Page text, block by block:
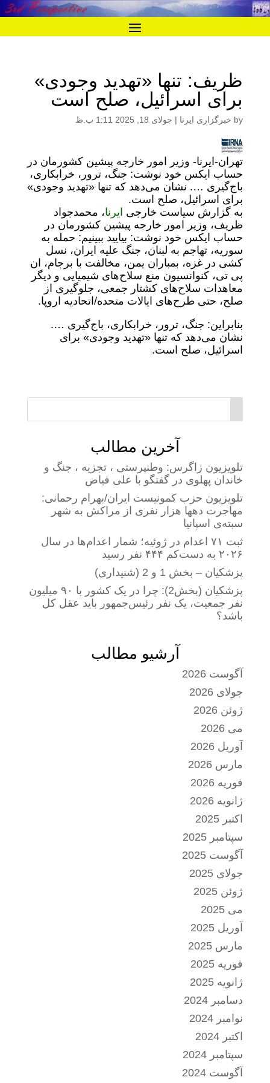
ظریف: تنها «تهدید وجودی»
برای اسرائیل، صلح است
by خبرگزاری ایرنا | جولای 18, 2025 1:11 ب.ظ
تهران-ایرنا- وزیر امور خارجه پیشین کشورمان در
حساب ایکس خود نوشت: جنگ، ترور، خرابکاری،
باج‌گیری …. نشان می‌دهد که تنها «تهدید وجودی»
برای اسرائیل، صلح است.
به گزارش سیاست خارجی ایرنا، محمدجواد
ظریف، وزیر امور خارجه پیشین کشورمان در
حساب ایکس خود نوشت: بیایید ببینیم: حمله به
سوریه، تهاجم به لبنان، جنگ علیه ایران، نسل
کشی در غزه، بمباران یمن، مخالفت با برجام، ان
پی تی، کنوانسیون منع سلاح‌های شیمیایی و دیگر
معاهدات سلاح‌های کشتار جمعی، جلوگیری از
صلح، حتی طرح‌های ایالات متحده/اتحادیه اروپا.
بنابراین: جنگ، ترور، خرابکاری، باج‌گیری ….
نشان می‌دهد که تنها «تهدید وجودی» برای
اسرائیل، صلح است.
آخرین مطالب
تلویزیون زاگرس: وطنپرستی ، تجزیه ، جنگ و
خاندان پهلوی در گفتگو با علی فیاض
تلویزیون حزب کمونیست ایران/بهرام رحمانی:
مهاجرت دهها هزار نفری از مراکش به شهر
سبته‌ی اسپانیا
ثبت ۷۱ اعدام در ژوئیه؛ شمار اعدام‌ها در سال
۲۰۲۶ به دست‌کم ۴۴۴ نفر رسید
پزشکیان – بخش 1 و 2 (شنیداری)
پزشکیان (بخش2): چرا در یک کشور با ۹۰ میلیون
نفر جمعیت، یک نفر رئیس‌جمهور باید عقل کل
باشد؟
آرشیو مطالب
آگوست 2026
جولای 2026
ژوئن 2026
می 2026
آوریل 2026
مارس 2026
فوریه 2026
ژانویه 2026
اکتبر 2025
سپتامبر 2025
آگوست 2025
جولای 2025
ژوئن 2025
می 2025
آوریل 2025
مارس 2025
فوریه 2025
ژانویه 2025
دسامبر 2024
نوامبر 2024
اکتبر 2024
سپتامبر 2024
آگوست 2024